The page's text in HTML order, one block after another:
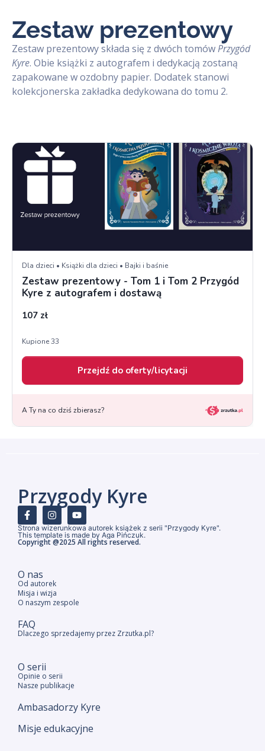
Zestaw prezentowy
Zestaw prezentowy składa się z dwóch tomówPrzygód
Kyre. Obie książki z autografem i dedykacją zostaną
zapakowane w ozdobny papier. Dodatek stanowi
kolekcjonerska zakładka dedykowana do tomu 2.
Przygody Kyre
Strona wizerunkowa autorek książek z serii "Przygody Kyre".
This template is made by Aga Pińczuk.
Copyright @2025 All rights reserved.
O nas
Od autorek
Misja i wizja
O naszym zespole
FAQ
Dlaczego sprzedajemy przez Zrzutka.pl?
O serii
Opinie o serii
Nasze publikacje
Ambasadorzy Kyre
Misje edukacyjne